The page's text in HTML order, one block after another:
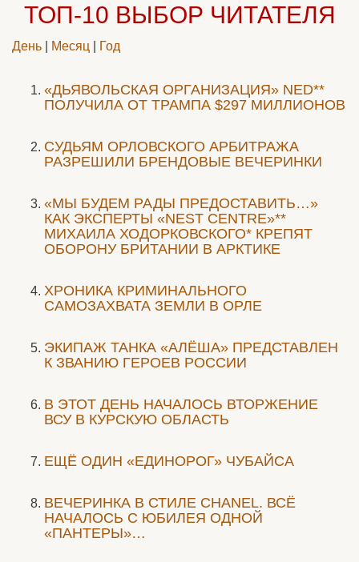
ТОП-10 ВЫБОР ЧИТАТЕЛЯ
День Месяц Год
«ДЬЯВОЛЬСКАЯ ОРГАНИЗАЦИЯ» NED**
ПОЛУЧИЛА ОТ ТРАМПА $297 МИЛЛИОНОВ
CУДЬЯМ ОРЛОВСКОГО АРБИТРАЖА
РАЗРЕШИЛИ БРЕНДОВЫЕ ВЕЧЕРИНКИ
«МЫ БУДЕМ РАДЫ ПРЕДОСТАВИТЬ…»
КАК ЭКСПЕРТЫ «NEST CENTRE»**
МИХАИЛА ХОДОРКОВСКОГО* КРЕПЯТ
ОБОРОНУ БРИТАНИИ В АРКТИКЕ
ХРОНИКА КРИМИНАЛЬНОГО
САМОЗАХВАТА ЗЕМЛИ В ОРЛЕ
ЭКИПАЖ ТАНКА «АЛЁША» ПРЕДСТАВЛЕН
К ЗВАНИЮ ГЕРОЕВ РОССИИ
В ЭТОТ ДЕНЬ НАЧАЛОСЬ ВТОРЖЕНИЕ
ВСУ В КУРСКУЮ ОБЛАСТЬ
ЕЩЁ ОДИН «ЕДИНОРОГ» ЧУБАЙСА
ВЕЧЕРИНКА В СТИЛЕ СHANEL. ВСЁ
НАЧАЛОСЬ С ЮБИЛЕЯ ОДНОЙ
«ПАНТЕРЫ»…